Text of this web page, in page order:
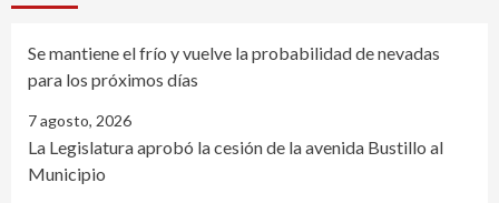
Se mantiene el frío y vuelve la probabilidad de nevadas
para los próximos días
7 agosto, 2026
La Legislatura aprobó la cesión de la avenida Bustillo al
Municipio